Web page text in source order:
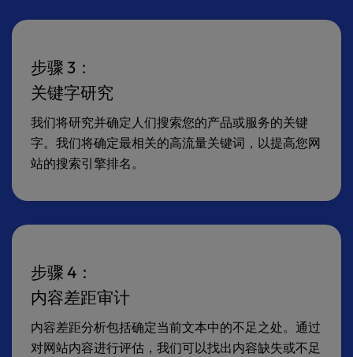
步骤 3：
关键字研究
我们将研究并确定人们搜索您的产品或服务的关键
字。我们将确定最相关的高流量关键词，以提高您网
站的搜索引擎排名。
步骤 4：
内容差距审计
内容差距分析包括确定当前文本中的不足之处。通过
对网站内容进行评估，我们可以找出内容缺失或不足